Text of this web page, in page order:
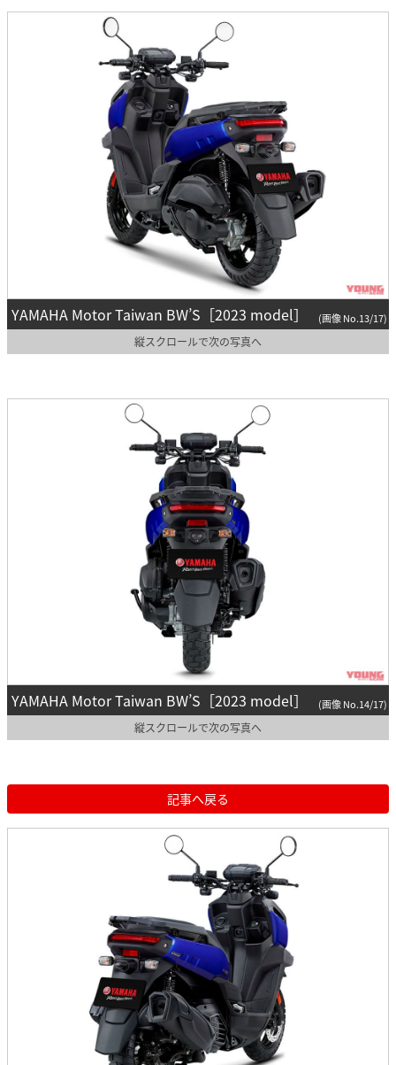
YAMAHA Motor Taiwan BW’S［2023 model］ (画像 No.13/17)
縦スクロールで次の写真へ
YAMAHA Motor Taiwan BW’S［2023 model］ (画像 No.14/17)
縦スクロールで次の写真へ
記事へ戻る